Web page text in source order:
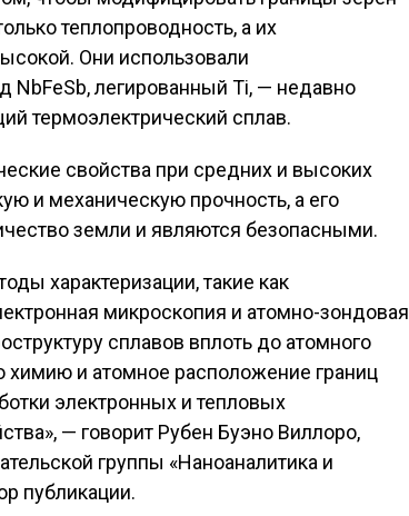
теплопроводность, а их
Они использовали
NbFeSb, легированный Ti, — недавно
термоэлектрический сплав.
свойства при средних и высоких
и механическую прочность, а его
земли и являются безопасными.
характеризации, такие как
микроскопия и атомно-зондовая
сплавов вплоть до атомного
химию и атомное расположение границ
электронных и тепловых
— говорит Рубен Буэно Виллоро,
группы «Наноаналитика и
публикации.